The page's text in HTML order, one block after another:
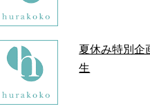
夏休み特別
生